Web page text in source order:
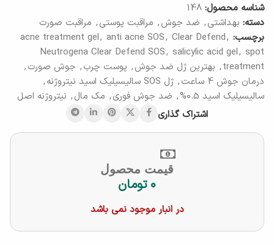
شناسه محصول: 148
دسته: بهداشتی, ضد جوش, مراقبت پوستی, مراقبت صورت
برچسب:
acne treatment gel, anti acne SOS, Clear Defend,
Neutrogena Clear Defend SOS, salicylic acid gel, spot
treatment
, بهترین ژل ضد جوش, پوست چرب, جوش صورت,
درمان جوش 4 ساعت
, ژل SOS سالیسیلیک اسید نیتروژنه
,
سالیسیلیک اسید 0.5%
, ضد جوش فوری, مک مال, نیتروژنه اصل
اشتراک گذاری
قیمت محصول
۰ تومان
در انبار موجود نمی باشد